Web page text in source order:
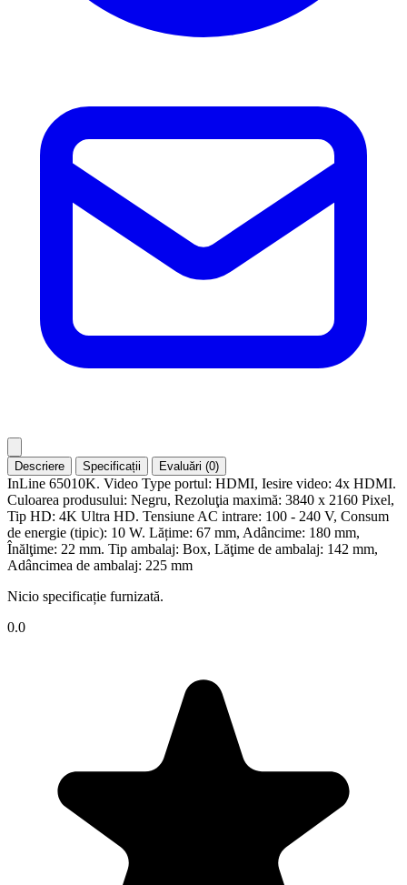
Descriere Specificații Evaluări (0)
InLine 65010K. Video Type portul: HDMI, Iesire video: 4x HDMI.
Culoarea produsului: Negru, Rezoluţia maximă: 3840 x 2160 Pixel,
Tip HD: 4K Ultra HD. Tensiune AC intrare: 100 - 240 V, Consum
de energie (tipic): 10 W. Lățime: 67 mm, Adâncime: 180 mm,
Înălţime: 22 mm. Tip ambalaj: Box, Lăţime de ambalaj: 142 mm,
Adâncimea de ambalaj: 225 mm
Nicio specificație furnizată.
0.0